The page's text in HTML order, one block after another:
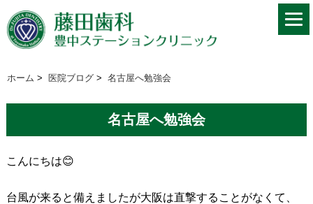
ホーム > 医院ブログ > 名古屋へ勉強会
名古屋へ勉強会
こんにちは😊
台風が来ると備えましたが大阪は直撃することがなくて、